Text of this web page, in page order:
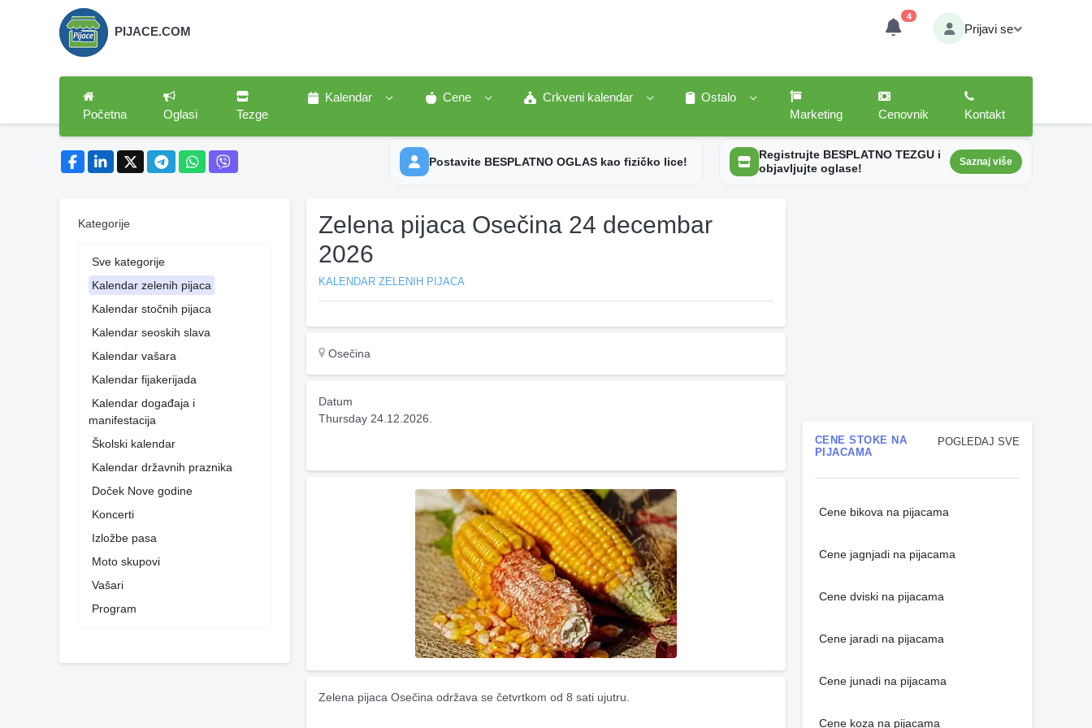
PIJACE.COM
4
Prijavi se
Početna Oglasi Tezge
Kalendar Cene Crkveni kalendar
Ostalo
Marketing
Cenovnik Kontakt
Postavite BESPLATNO OGLAS kao fizičko lice!
Registrujte BESPLATNO TEZGU i
objavljujte oglase!
Saznaj više
Kategorije
Sve kategorije
Kalendar zelenih pijaca
Kalendar stočnih pijaca
Kalendar seoskih slava
Kalendar vašara
Kalendar fijakerijada
Kalendar događaja i
manifestacija
Školski kalendar
Kalendar državnih praznika
Doček Nove godine
Koncerti
Izložbe pasa
Moto skupovi
Vašari
Program
Zelena pijaca Osečina 24 decembar
2026
KALENDAR ZELENIH PIJACA
Osečina
Datum
Thursday 24.12.2026.
Zelena pijaca Osečina održava se četvrtkom od 8 sati ujutru.
POGLEDAJ SVE
CENE STOKE NA
PIJACAMA
Cene bikova na pijacama
Cene jagnjadi na pijacama
Cene dviski na pijacama
Cene jaradi na pijacama
Cene junadi na pijacama
Cene koza na pijacama